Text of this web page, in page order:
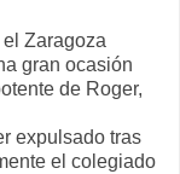
Zaragoza
gran ocasión
de Roger,
expulsado tras
el colegiado